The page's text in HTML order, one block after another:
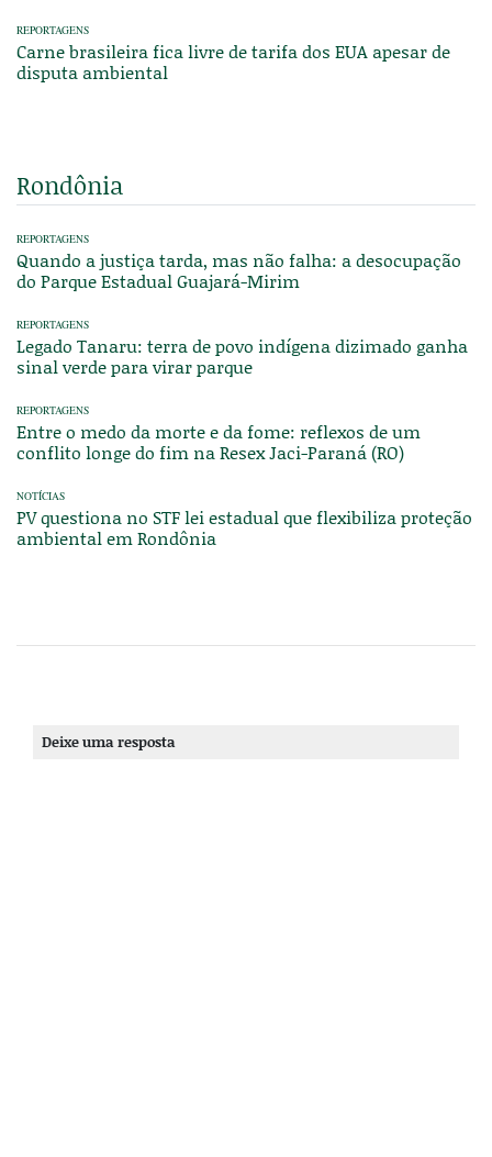
REPORTAGENS
Carne brasileira fica livre de tarifa dos EUA apesar de
disputa ambiental
Rondônia
REPORTAGENS
Quando a justiça tarda, mas não falha: a desocupação
do Parque Estadual Guajará-Mirim
REPORTAGENS
Legado Tanaru: terra de povo indígena dizimado ganha
sinal verde para virar parque
REPORTAGENS
Entre o medo da morte e da fome: reflexos de um
conflito longe do fim na Resex Jaci-Paraná (RO)
NOTÍCIAS
PV questiona no STF lei estadual que flexibiliza proteção
ambiental em Rondônia
Deixe uma resposta